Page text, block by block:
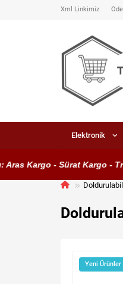
Xml Linkimiz
Elektronik
Kargo - Sürat Kargo -
Yeni Ürünler